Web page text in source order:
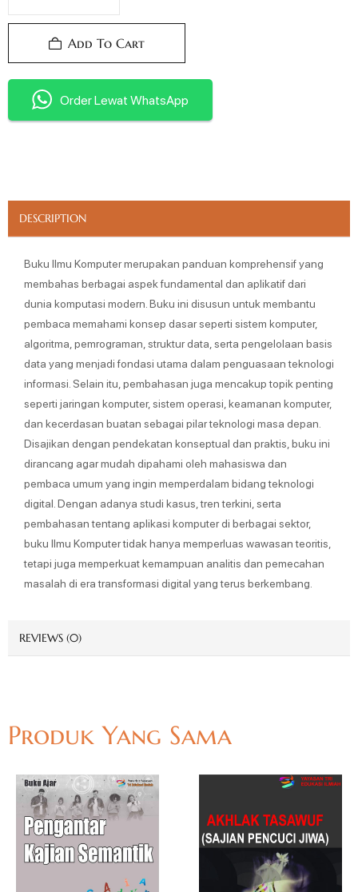
Add To Cart
Order Lewat WhatsApp
DESCRIPTION
Buku Ilmu Komputer merupakan panduan komprehensif yang
membahas berbagai aspek fundamental dan aplikatif dari
dunia komputasi modern. Buku ini disusun untuk membantu
pembaca memahami konsep dasar seperti sistem komputer,
algoritma, pemrograman, struktur data, serta pengelolaan basis
data yang menjadi fondasi utama dalam penguasaan teknologi
informasi. Selain itu, pembahasan juga mencakup topik penting
seperti jaringan komputer, sistem operasi, keamanan komputer,
dan kecerdasan buatan sebagai pilar teknologi masa depan.
Disajikan dengan pendekatan konseptual dan praktis, buku ini
dirancang agar mudah dipahami oleh mahasiswa dan
pembaca umum yang ingin memperdalam bidang teknologi
digital. Dengan adanya studi kasus, tren terkini, serta
pembahasan tentang aplikasi komputer di berbagai sektor,
buku Ilmu Komputer tidak hanya memperluas wawasan teoritis,
tetapi juga memperkuat kemampuan analitis dan pemecahan
masalah di era transformasi digital yang terus berkembang.
REVIEWS (0)
Produk Yang Sama